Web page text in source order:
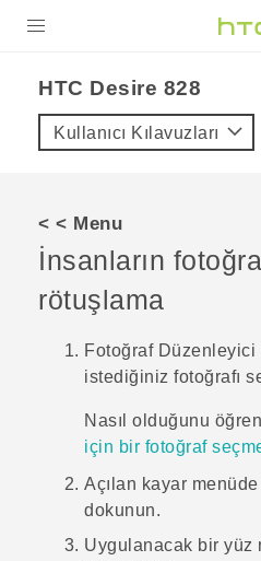
VIVE
VIVERSE
DESTEK
HTC Desire 828‎
Kullanıcı Kılavuzları
< < Menu
İnsanların
rötuşlama
Fotoğraf Düzenleyici
istediğiniz fotoğrafı
Nasıl olduğunu
için bir fotoğraf
Açılan kayar menüde
dokunun.
Uygulanacak bir yüz